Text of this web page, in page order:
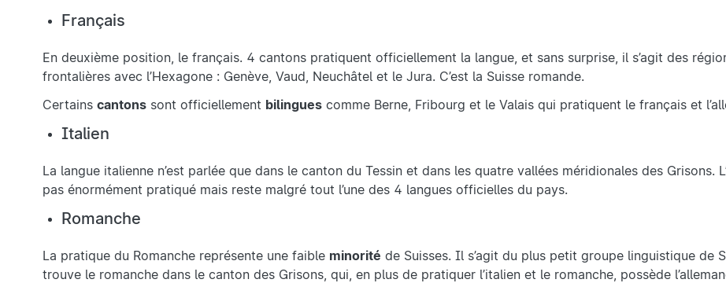
Français
En deuxième position, le français. 4 cantons pratiquent officiellement la langue, et sans surprise, il s’agit des
frontalières avec l’Hexagone : Genève, Vaud, Neuchâtel et le Jura. C’est la Suisse romande.
Certains cantons sont officiellement bilingues comme Berne, Fribourg et le Valais qui pratiquent le français et
Italien
La langue italienne n’est parlée que dans le canton du Tessin et dans les quatre vallées méridionales des Grisons.
pas énormément pratiqué mais reste malgré tout l’une des 4 langues officielles du pays.
Romanche
La pratique du Romanche représente une faible minorité de Suisses. Il s’agit du plus petit groupe linguistique de
trouve le romanche dans le canton des Grisons, qui, en plus de pratiquer l’italien et le romanche, possède